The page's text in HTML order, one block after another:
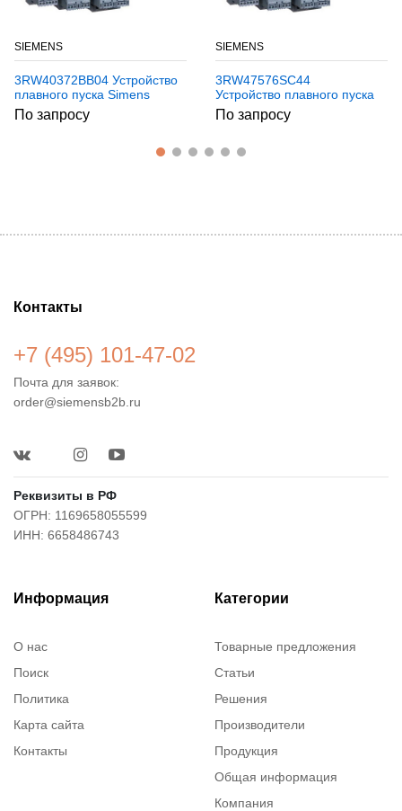
SIEMENS
3RW40372BB04 Устройство
плавного пуска Simens
По запросу
SIEMENS
3RW47576SC44
Устройство плавного пуска
Simens
По запросу
Контакты
+7 (495) 101-47-02
Почта для заявок:
order@siemensb2b.ru
Реквизиты в РФ
ОГРН: 1169658055599
ИНН: 6658486743
Информация
О нас
Поиск
Политика
Карта сайта
Контакты
Категории
Товарные предложения
Статьи
Решения
Производители
Продукция
Общая информация
Компания